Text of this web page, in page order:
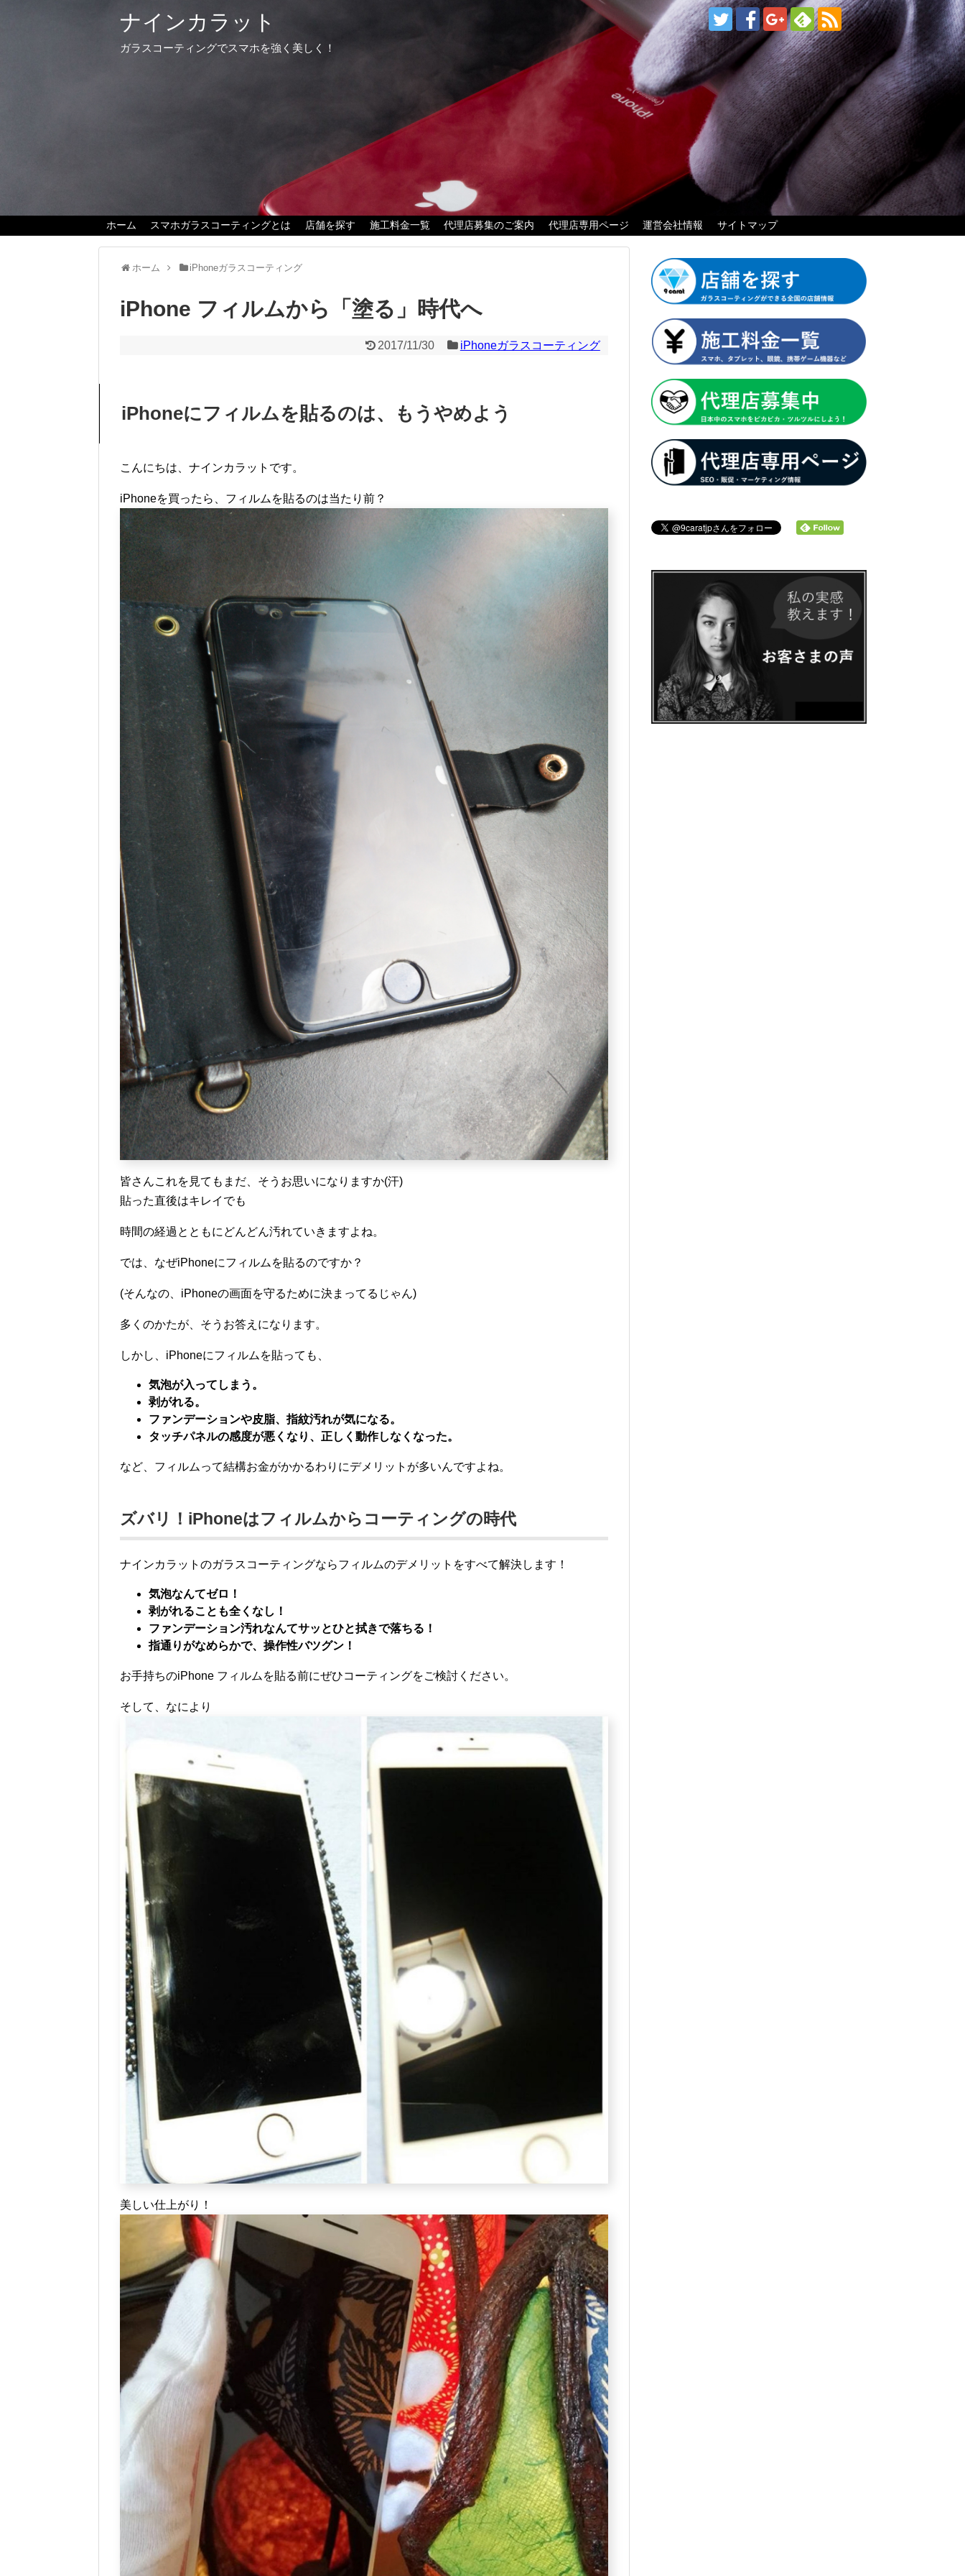
ナインカラット
ガラスコーティングでスマホを強く美しく！
ホーム スマホガラスコーティングとは 店舗を探す 施工料金一覧 代理店募集のご案内 代理店専用ページ 運営会社情報 サイトマップ
ホーム iPhoneガラスコーティング
iPhone フィルムから「塗る」時代へ
2017/11/30 iPhoneガラスコーティング
iPhoneにフィルムを貼るのは、もうやめよう
こんにちは、ナインカラットです。
iPhoneを買ったら、フィルムを貼るのは当たり前？
皆さんこれを見てもまだ、そうお思いになりますか(汗)
貼った直後はキレイでも
時間の経過とともにどんどん汚れていきますよね。
では、なぜiPhoneにフィルムを貼るのですか？
(そんなの、iPhoneの画面を守るために決まってるじゃん)
多くのかたが、そうお答えになります。
しかし、iPhoneにフィルムを貼っても、
気泡が入ってしまう。
剥がれる。
ファンデーションや皮脂、指紋汚れが気になる。
タッチパネルの感度が悪くなり、正しく動作しなくなった。
など、フィルムって結構お金がかかるわりにデメリットが多いんですよね。
ズバリ！iPhoneはフィルムからコーティングの時代
ナインカラットのガラスコーティングならフィルムのデメリットをすべて解決します！
気泡なんてゼロ！
剥がれることも全くなし！
ファンデーション汚れなんてサッとひと拭きで落ちる！
指通りがなめらかで、操作性バツグン！
お手持ちのiPhone フィルムを貼る前にぜひコーティングをご検討ください。
そして、なにより
美しい仕上がり！